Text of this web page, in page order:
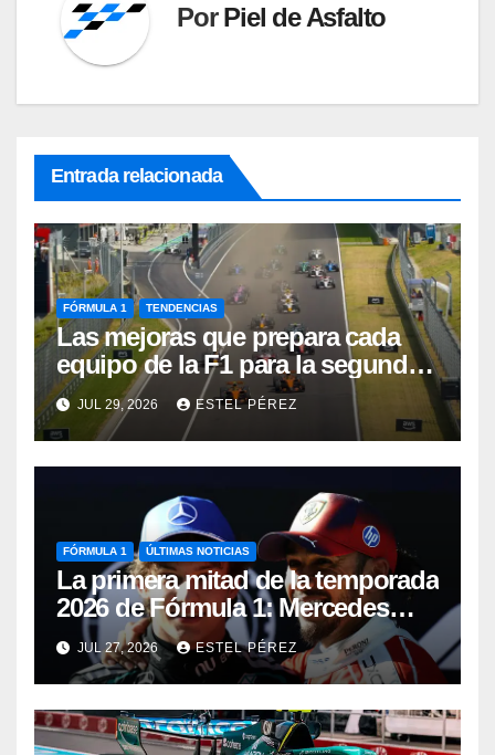
PorPiel de Asfalto
Entrada relacionada
FÓRMULA 1 TENDENCIAS
Las mejoras que prepara cada
equipo de la F1 para la segunda
mitad de la temporada 2026
JUL 29, 2026 ESTEL PÉREZ
FÓRMULA 1 ÚLTIMAS NOTICIAS
La primera mitad de la temporada
2026 de Fórmula 1: Mercedes
manda, Antonelli sorprende y
Aston Martin busca reaccionar
JUL 27, 2026 ESTEL PÉREZ